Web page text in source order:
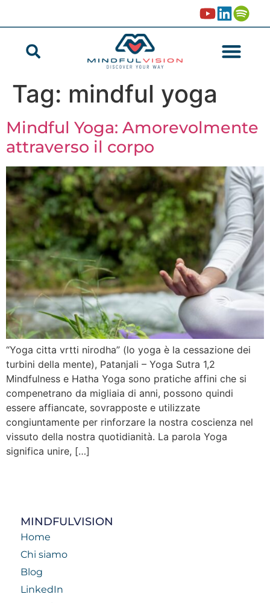
Tag: mindful yoga
Mindful Yoga: Amorevolmente
attraverso il corpo
“Yoga citta vrtti nirodha” (lo yoga è la cessazione dei
turbini della mente), Patanjali – Yoga Sutra 1,2
Mindfulness e Hatha Yoga sono pratiche affini che si
compenetrano da migliaia di anni, possono quindi
essere affiancate, sovrapposte e utilizzate
congiuntamente per rinforzare la nostra coscienza nel
vissuto della nostra quotidianità. La parola Yoga
significa unire, […]
MINDFULVISION
Home
Chi siamo
Blog
LinkedIn